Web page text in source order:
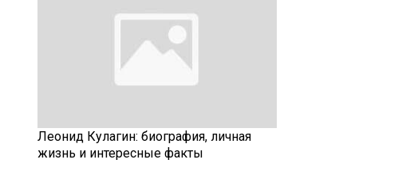
Леонид Кулагин: биография, личная
жизнь и интересные факты